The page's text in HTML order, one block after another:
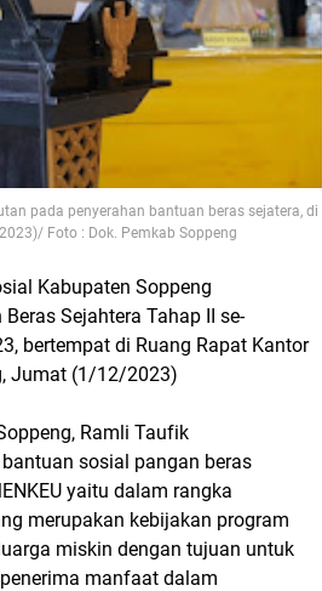
pada penyerahan bantuan beras sejatera, di
Foto : Dok. Pemkab Soppeng
Kabupaten Soppeng
Sejahtera Tahap II se-
bertempat di Ruang Rapat Kantor
Jumat (1/12/2023)
Ramli Taufik
sosial pangan beras
yaitu dalam rangka
merupakan kebijakan program
miskin dengan tujuan untuk
manfaat dalam